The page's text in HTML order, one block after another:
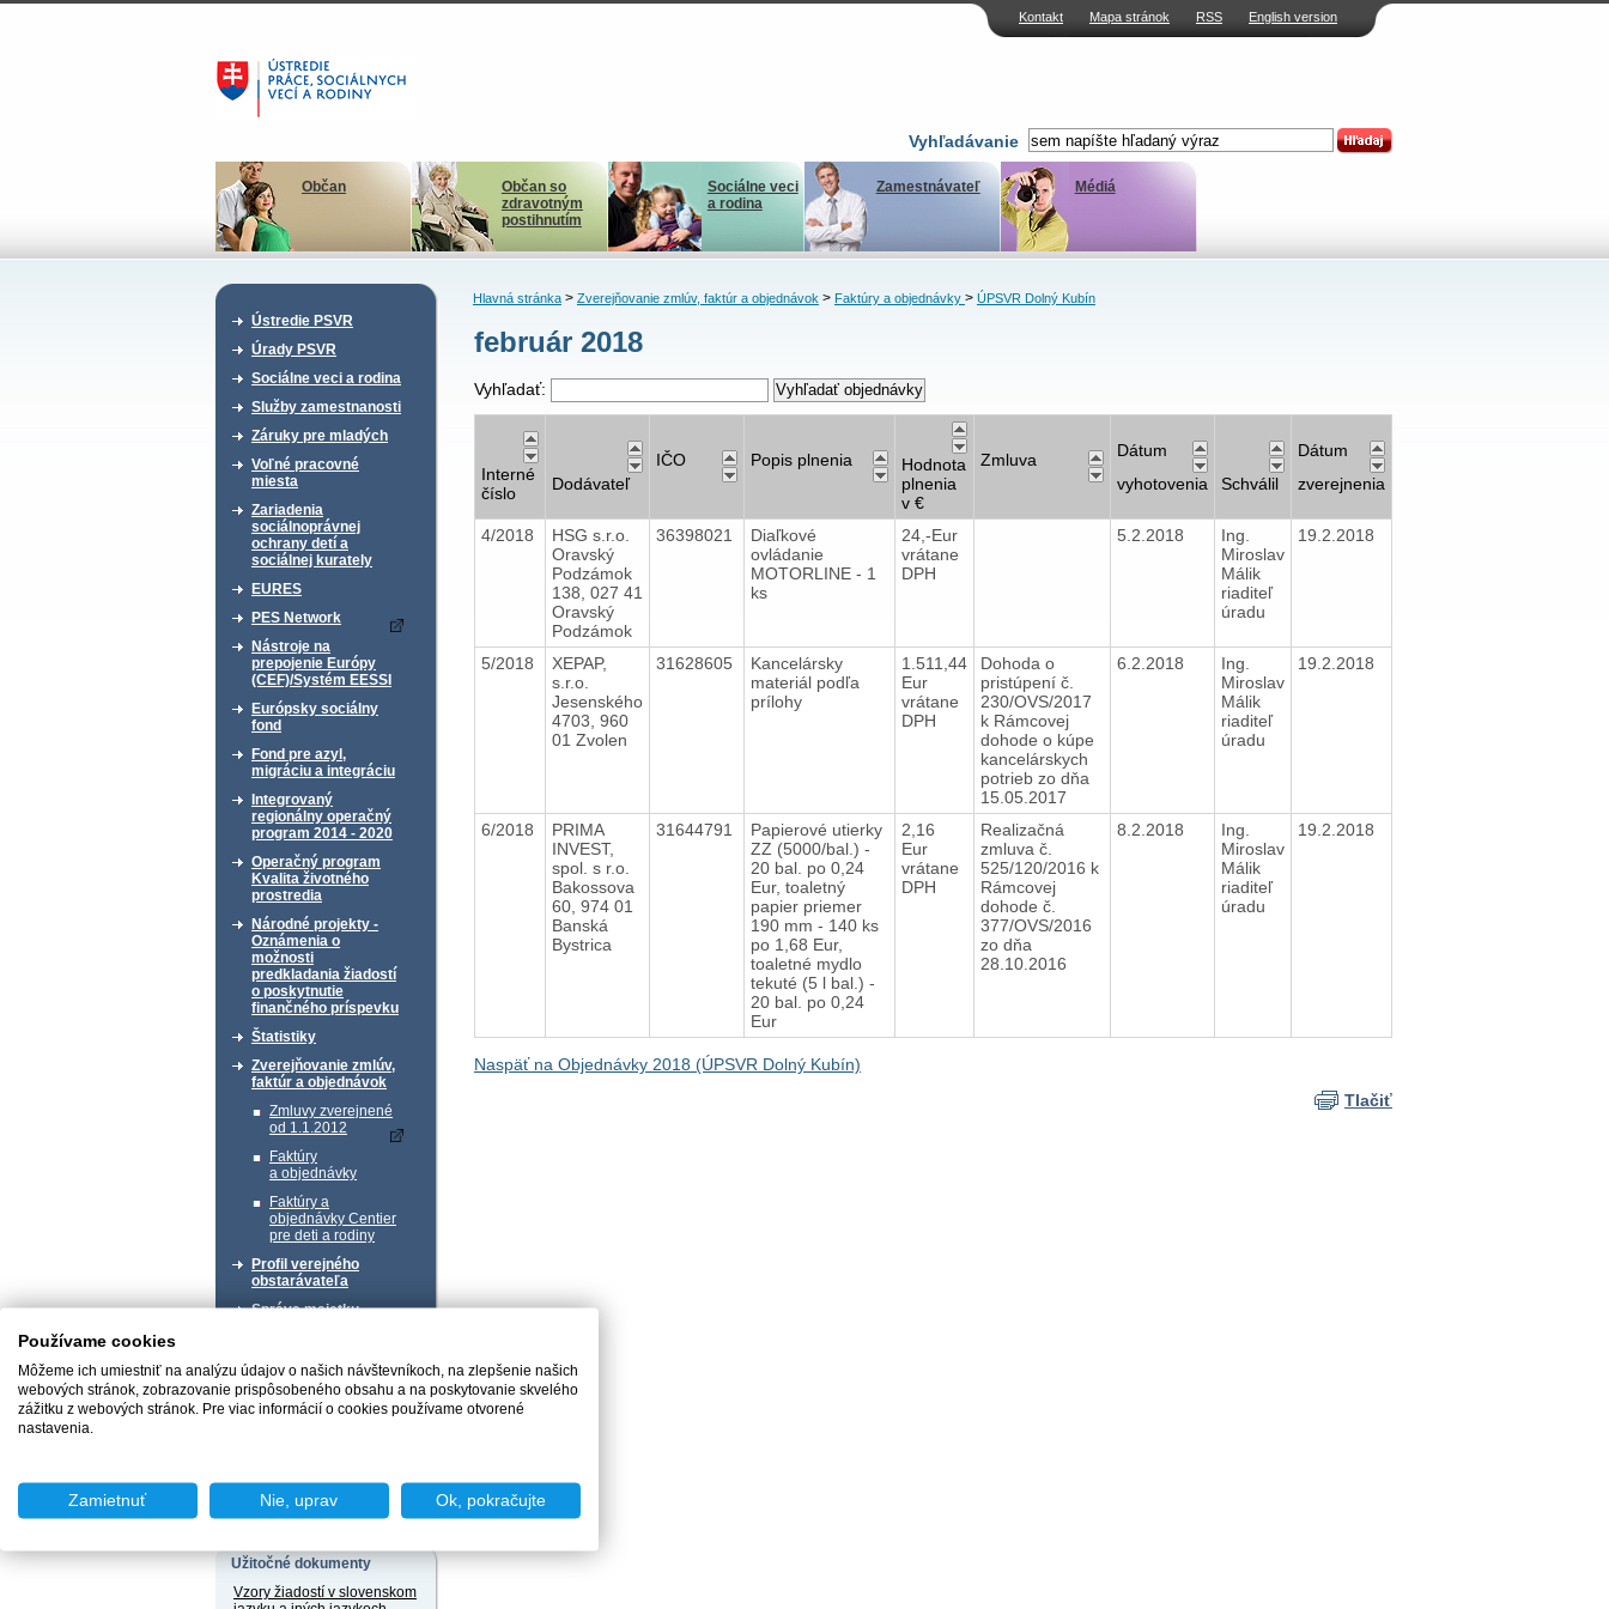
Kontakt Mapa stránok RSS English version
Vyhľadávanie
Občan
Občan so
zdravotným
postihnutím
Sociálne veci
a rodina
Zamestnávateľ Médiá
Ústredie PSVR
Úrady PSVR
Sociálne veci a rodina
Služby zamestnanosti
Záruky pre mladých
Voľné pracovné
miesta
Zariadenia
sociálnoprávnej
ochrany detí a
sociálnej kurately
EURES
PES Network
Nástroje na
prepojenie Európy
(CEF)/Systém EESSI
Európsky sociálny
fond
Fond pre azyl,
migráciu a integráciu
Integrovaný
regionálny operačný
program 2014 - 2020
Operačný program
Kvalita životného
prostredia
Národné projekty -
Oznámenia o
možnosti
predkladania žiadostí
o poskytnutie
finančného príspevku
Štatistiky
Zverejňovanie zmlúv,
faktúr a objednávok
Zmluvy zverejnené
od 1.1.2012
Faktúry
a objednávky
Faktúry a
objednávky Centier
pre deti a rodiny
Profil verejného
obstarávateľa
Správa majetku
Chcem podať podnet
Užitočné dokumenty
Vzory žiadostí v slovenskom
Hlavná stránka> Zverejňovanie zmlúv, faktúr a objednávok> Faktúry a objednávky > ÚPSVR Dolný Kubín
február 2018
Vyhľadať:
Interné
číslo
Dodávateľ
IČO Popis plnenia
Hodnota
plnenia
v €
Zmluva
Dátum
vyhotovenia
Schválil
Dátum
zverejnenia
4/2018
HSG s.r.o.
Oravský
Podzámok
138, 027 41
Oravský
Podzámok
36398021
Diaľkové
ovládanie
MOTORLINE - 1
ks
24,-Eur
vrátane
DPH
5.2.2018
Ing.
Miroslav
Málik
riaditeľ
úradu
19.2.2018
5/2018
XEPAP,
s.r.o.
Jesenského
4703, 960
01 Zvolen
31628605
Kancelársky
materiál podľa
prílohy
1.511,44
Eur
vrátane
DPH
Dohoda o
pristúpení č.
230/OVS/2017
k Rámcovej
dohode o kúpe
kancelárskych
potrieb zo dňa
15.05.2017
6.2.2018
Ing.
Miroslav
Málik
riaditeľ
úradu
19.2.2018
6/2018
PRIMA
INVEST,
spol. s r.o.
Bakossova
60, 974 01
Banská
Bystrica
31644791
Papierové utierky
ZZ (5000/bal.) -
20 bal. po 0,24
Eur, toaletný
papier priemer
190 mm - 140 ks
po 1,68 Eur,
toaletné mydlo
tekuté (5 l bal.) -
20 bal. po 0,24
Eur
2,16
Eur
vrátane
DPH
Realizačná
zmluva č.
525/120/2016 k
Rámcovej
dohode č.
377/OVS/2016
zo dňa
28.10.2016
8.2.2018
Ing.
Miroslav
Málik
riaditeľ
úradu
19.2.2018
Naspäť na Objednávky 2018 (ÚPSVR Dolný Kubín)
Tlačiť
Používame cookies
Môžeme ich umiestniť na analýzu údajov o našich návštevníkoch, na zlepšenie našich
webových stránok, zobrazovanie prispôsobeného obsahu a na poskytovanie skvelého
zážitku z webových stránok. Pre viac informácií o cookies používame otvorené
nastavenia.
Zamietnuť Nie, uprav Ok, pokračujte